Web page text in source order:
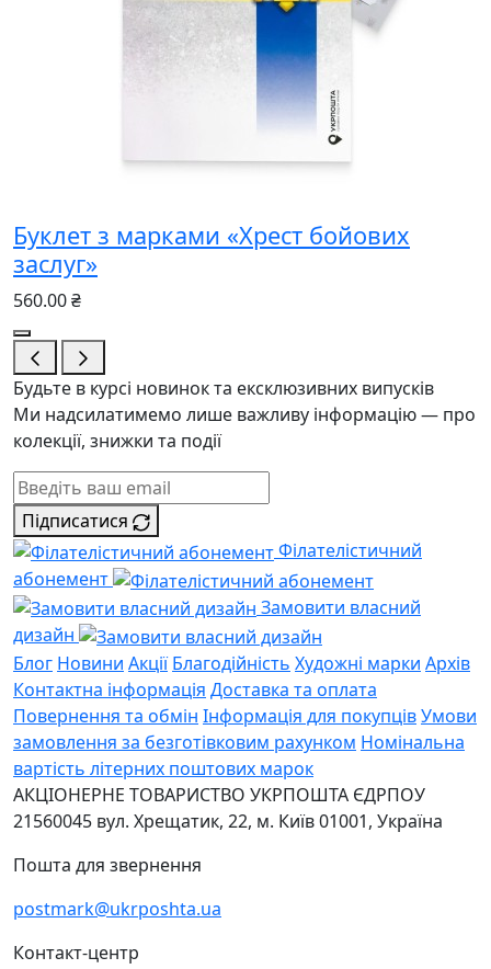
Буклет з марками «Хрест бойових
заслуг»
560.00 ₴
Будьте в курсі новинок та ексклюзивних випусків
Ми надсилатимемо лише важливу інформацію — про
колекції, знижки та події
Підписатися
Філателістичний
абонемент
Замовити власний
дизайн
Блог Новини Акції Благодійність Художні марки Архів
Контактна інформація Доставка та оплата
Повернення та обмін Інформація для покупцівУмови
замовлення за безготівковим рахунком Номінальна
вартість літерних поштових марок
АКЦІОНЕРНЕ ТОВАРИСТВО УКРПОШТА ЄДРПОУ
21560045 вул. Хрещатик, 22, м. Київ01001, Україна
Пошта для звернення
postmark@ukrposhta.ua
Контакт-центр